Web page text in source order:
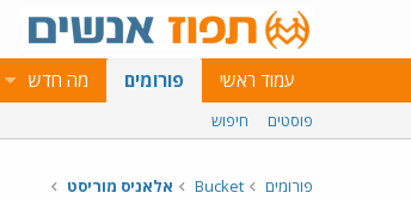
עמוד ראשי פורומים מה חדש
פוסטים חיפוש
פורומים Bucket אלאניס מוריסט